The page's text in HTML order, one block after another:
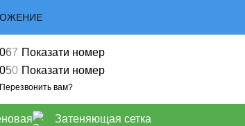
067 Показати номер
050 Показати номер
Перезвонить вам?
Затеняющая сетка